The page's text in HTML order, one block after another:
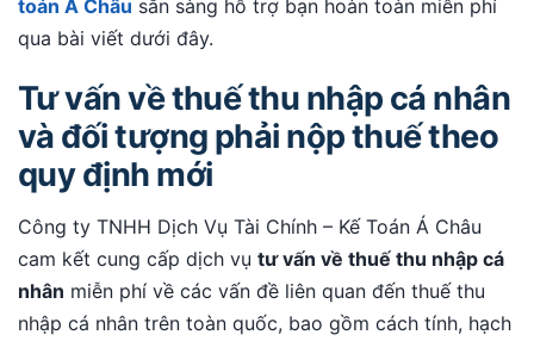
toán Á Châu sẵn sàng hỗ trợ bạn hoàn toàn miễn phí
qua bài viết dưới đây.
Tư vấn về thuế thu nhập cá nhân
và đối tượng phải nộp thuế theo
quy định mới
Công ty TNHH Dịch Vụ Tài Chính – Kế Toán Á Châu
cam kết cung cấp dịch vụ tư vấn về thuế thu nhập cá
nhân miễn phí về các vấn đề liên quan đến thuế thu
nhập cá nhân trên toàn quốc, bao gồm cách tính, hạch